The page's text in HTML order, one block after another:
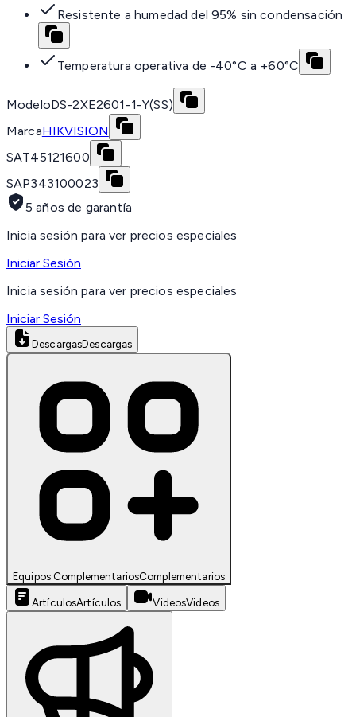
Resistente a humedad del 95% sin condensación
Temperatura operativa de -40°C a +60°C
ModeloDS-2XE2601-1-Y(SS)
MarcaHIKVISION
SAT45121600
SAP343100023
5 años de garantía
Inicia sesión para ver precios especiales
Iniciar Sesión
Inicia sesión para ver precios especiales
Iniciar Sesión
DescargasDescargas
Equipos ComplementariosComplementarios
ArtículosArtículos VideosVideos